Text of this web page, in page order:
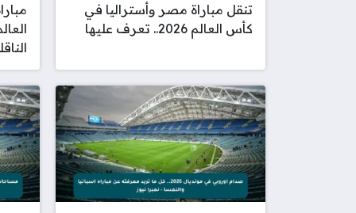
تنقل مباراة مصر وأستراليا في
كأس العالم 2026.. تعرف عليها